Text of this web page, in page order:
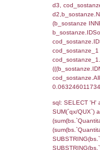
sql: